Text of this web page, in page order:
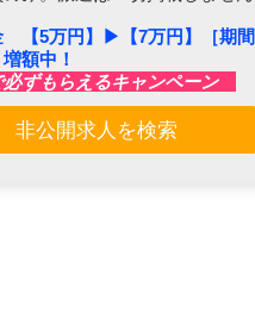
【5万円】▶︎【7万円】［期間
額中！
ずもらえるキャンペーン
非公開求人を検索